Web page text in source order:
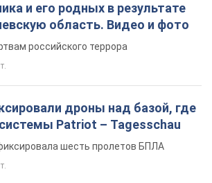
и его родных в результате
область. Видео и фото
российского террора
дроны над базой, где
Patriot – Tagesschau
шесть пролетов БПЛА